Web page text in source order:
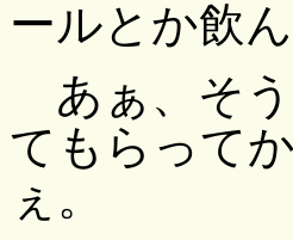
ールとか飲
あぁ、そう
てもらって
ぇ。